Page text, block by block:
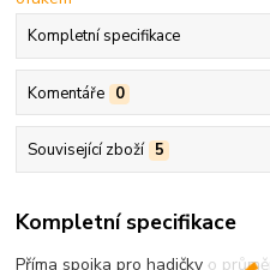
Kompletní specifikace
Komentáře 0
Související zboží 5
Kompletní specifikace
Příma spojka pro hadičky o